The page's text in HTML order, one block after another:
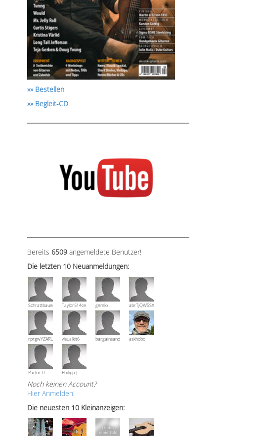
»» Bestellen
»» Begleit-CD
Bereits 6509 angemeldete Benutzer!
Die letzten 10 Neuanmeldungen:
Schrattbauer Taylor514ce gemlo abrTjQWSSXuVznPolE
rprgwYZARUTZQyCWESpD
visualkit6 bargainsandmoreaskhobo
Parlor-0 Philipp-J
Noch keinen Account?
Hier Anmelden!
Die neuesten 10 Kleinanzeigen: